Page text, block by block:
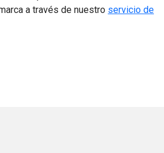
a través de nuestro servicio de